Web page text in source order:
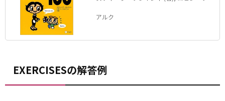
アルク
EXERCISESの解答例